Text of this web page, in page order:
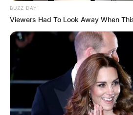
BUZZ DAY
Viewers Had To Look Away When